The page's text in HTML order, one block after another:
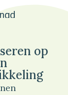
op